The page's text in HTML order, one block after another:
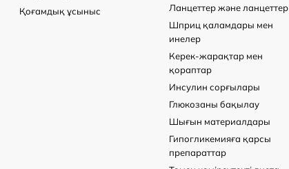
Қоғамдық ұсыныс
Ланцеттер және ланцеттер
Шприц қаламдары мен
инелер
Керек-жарақтар мен
қораптар
Инсулин сорғылары
Глюкозаны бақылау
Шығын материалдары
Гипогликемияға қарсы
препараттар